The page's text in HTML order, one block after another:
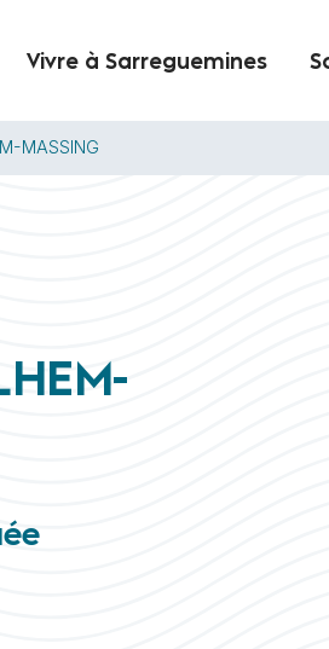
Vivre à Sarreguemines
MASSING